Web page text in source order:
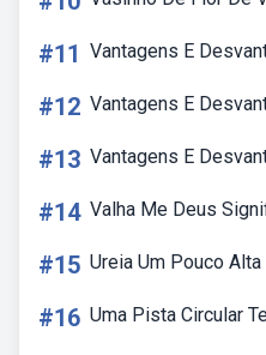
#11 Vantagens E
#12 Vantagens E
#13 Vantagens E
#14 Valha Me Deus
#15 Ureia Um Pouco Alta
#16 Uma Pista Circular